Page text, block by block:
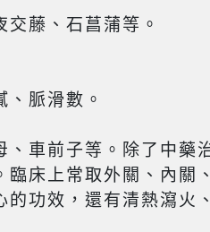
藤、石菖蒲等。
脈滑數。
車前子等。除了中藥
床上常取外關、內關
功效，還有清熱瀉火